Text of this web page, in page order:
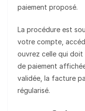
paiement proposé.
La procédure est
votre compte,
ouvrez celle qui doit
de paiement
validée, la facture
régularisé.